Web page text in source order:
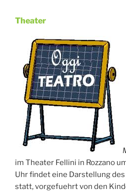
Veröffentlicht
Theater
im Theater Fellini in Rozzano
Uhr findet eine Darstellung des
statt, vorgefuehrt von den